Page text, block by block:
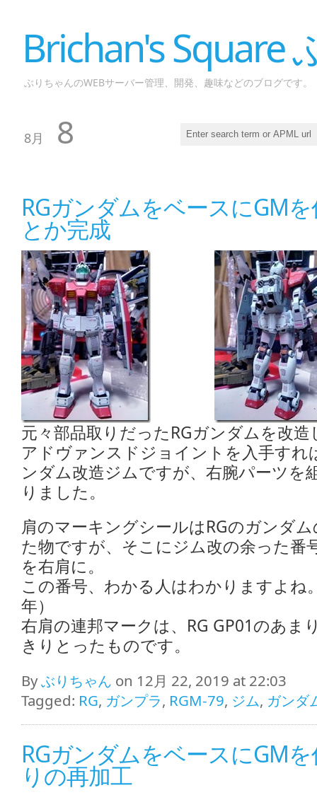
Brichan's Square
ぶりちゃんのWEBサーバー管理、開発、趣味などのブログです。
8月 8
RGガンダムをベースにGM
とか完成
元々部品取りだったRGガンダムを改
アドヴァンスドジョイントを入手すれ
ンダム改造ジムですが、右腕パーツを
りました。
肩のマーキングシールはRGのガンダ
た物ですが、そこにジム改の余った番
を右肩に。
この番号、わかる人はわかりますよね
年）
右肩の連邦マークは、RG GP01のあま
きりとったものです。
Byぶりちゃん on 12月 22, 2019 at 22:03
Tagged: RG, ガンプラ, RGM-79, ジム, ガンダ
RGガンダムをベースにGM
りの再加工